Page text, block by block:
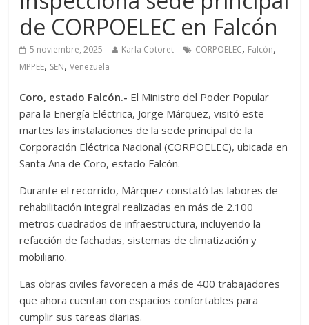
de CORPOELEC en Falcón
5 noviembre, 2025 Karla Cotoret CORPOELEC, Falcón,
MPPEE, SEN,Venezuela
Coro, estado Falcón.- El Ministro del Poder Popular
para la Energía Eléctrica, Jorge Márquez, visitó este
martes las instalaciones de la sede principal de la
Corporación Eléctrica Nacional (CORPOELEC), ubicada en
Santa Ana de Coro, estado Falcón.
Durante el recorrido, Márquez constató las labores de
rehabilitación integral realizadas en más de 2.100
metros cuadrados de infraestructura, incluyendo la
refacción de fachadas, sistemas de climatización y
mobiliario.
Las obras civiles favorecen a más de 400 trabajadores
que ahora cuentan con espacios confortables para
cumplir sus tareas diarias.